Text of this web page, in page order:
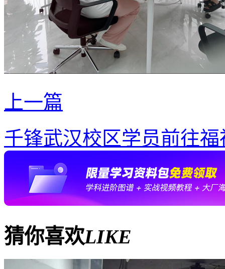
上一篇
千锋武汉校区学员前往
猜你喜欢LIKE